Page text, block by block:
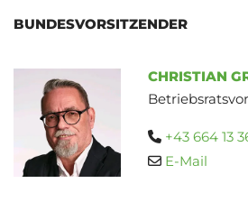
BUNDESVORSITZENDER
CHRISTIAN
 +43 664 13
 E-Mail